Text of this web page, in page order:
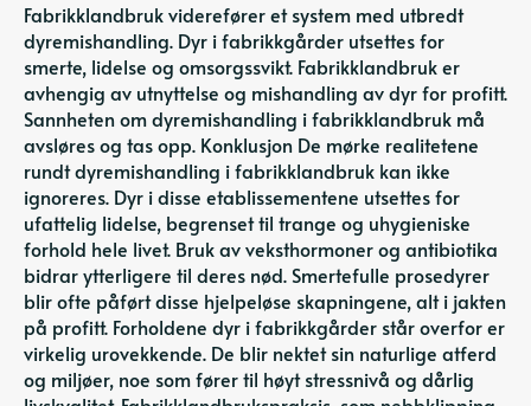
Fabrikklandbruk viderefører et system med utbredt
dyremishandling. Dyr i fabrikkgårder utsettes for
smerte, lidelse og omsorgssvikt. Fabrikklandbruk er
avhengig av utnyttelse og mishandling av dyr for profitt.
Sannheten om dyremishandling i fabrikklandbruk må
avsløres og tas opp. Konklusjon De mørke realitetene
rundt dyremishandling i fabrikklandbruk kan ikke
ignoreres. Dyr i disse etablissementene utsettes for
ufattelig lidelse, begrenset til trange og uhygieniske
forhold hele livet. Bruk av veksthormoner og antibiotika
bidrar ytterligere til deres nød. Smertefulle prosedyrer
blir ofte påført disse hjelpeløse skapningene, alt i jakten
på profitt. Forholdene dyr i fabrikkgårder står overfor er
virkelig urovekkende. De blir nektet sin naturlige atferd
og miljøer, noe som fører til høyt stressnivå og dårlig